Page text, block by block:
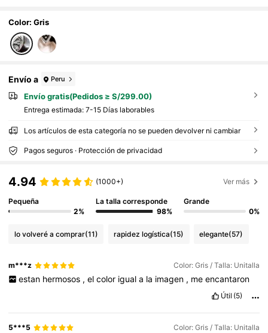
regalo
Color: Gris
Envío a Peru
Envío gratis(Pedidos ≥ S/299.00)
Entrega estimada: 7-15 Días laborables
Los artículos de esta categoría no se pueden devolver ni cambiar
Pagos seguros · Protección de privacidad
4.94 (1000+) Ver más
Pequeña
2%
La talla corresponde
98%
Grande
0%
lo volveré a comprar(11) rapidez logística(15) elegante(57)
m***z Color: Gris / Talla: Unitalla
estan hermosos , el color igual a la imagen , me encantaron
Útil (5)
5***5 Color: Gris / Talla: Unitalla